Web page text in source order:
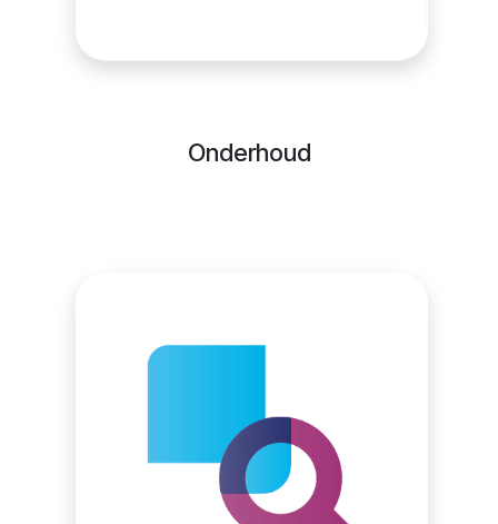
Onderhoud